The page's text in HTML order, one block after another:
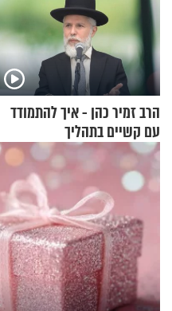
הרב זמיר כהן - איך להתמודד
עם קשיים בתהליך
ההתחזקות?